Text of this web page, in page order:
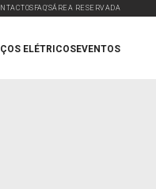
FAQ'SÁREA RESERVADA
ELÉTRICOSEVENTOS